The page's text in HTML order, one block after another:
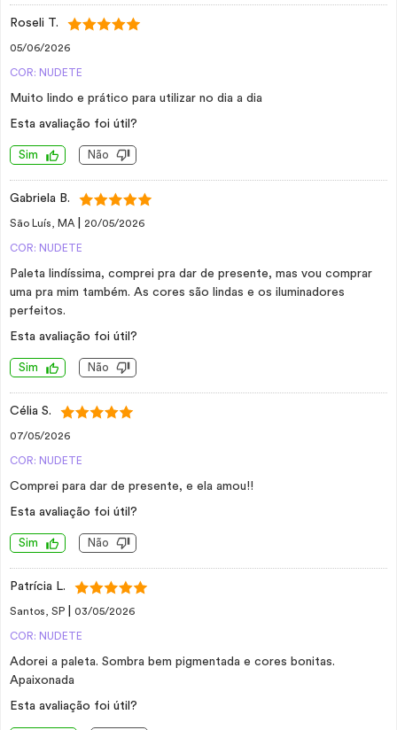
Roseli T.
05/06/2026
COR: NUDETE
Muito lindo e prático para utilizar no dia a dia
Esta avaliação foi útil?
Sim Não
Gabriela B.
São Luís, MA 20/05/2026
COR: NUDETE
Paleta lindíssima, comprei pra dar de presente, mas vou comprar
uma pra mim também. As cores são lindas e os iluminadores
perfeitos.
Esta avaliação foi útil?
Sim Não
Célia S.
07/05/2026
COR: NUDETE
Comprei para dar de presente, e ela amou!!
Esta avaliação foi útil?
Sim Não
Patrícia L.
Santos, SP 03/05/2026
COR: NUDETE
Adorei a paleta. Sombra bem pigmentada e cores bonitas.
Apaixonada
Esta avaliação foi útil?